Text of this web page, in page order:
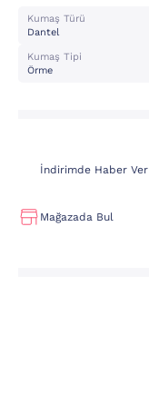
Kumaş Türü
Dantel
Kumaş Tipi
Örme
İndirimde Haber Ver
Mağazada Bul